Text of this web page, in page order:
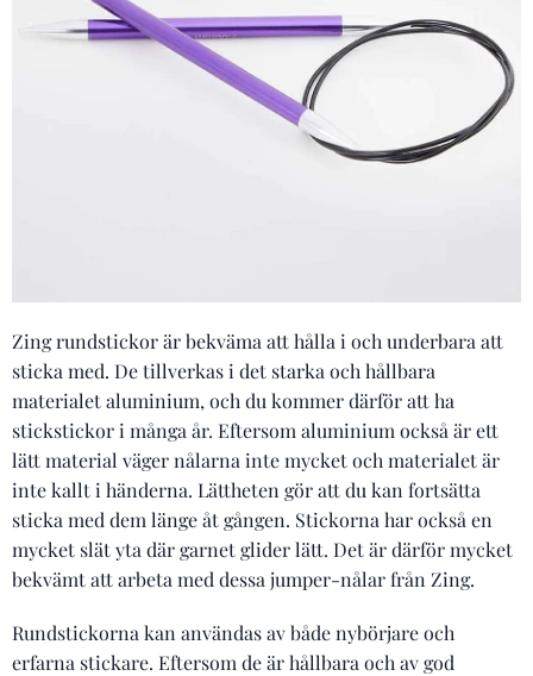
Zing rundstickor är bekväma att hålla i och underbara att
sticka med. De tillverkas i det starka och hållbara
materialet aluminium, och du kommer därför att ha
stickstickor i många år. Eftersom aluminium också är ett
lätt material väger nålarna inte mycket och materialet är
inte kallt i händerna. Lättheten gör att du kan fortsätta
sticka med dem länge åt gången. Stickorna har också en
mycket slät yta där garnet glider lätt. Det är därför mycket
bekvämt att arbeta med dessa jumper-nålar från Zing.
Rundstickorna kan användas av både nybörjare och
erfarna stickare. Eftersom de är hållbara och av god